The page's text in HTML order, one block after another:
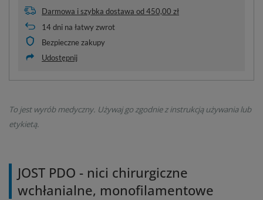
Darmowa i szybka dostawa od450,00 zł
14dni na łatwy zwrot
Bezpieczne zakupy
Udostępnij
To jest wyrób medyczny. Używaj go zgodnie z instrukcją używania lub
etykietą.
JOST PDO - nici chirurgiczne
wchłanialne, monofilamentowe